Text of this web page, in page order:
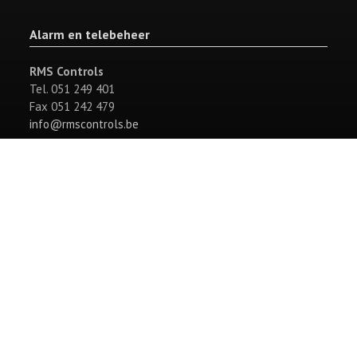
Alarm en telebeheer
RMS Controls
Tel. 051 249 401
Fax 051 242 479
info@rmscontrols.be